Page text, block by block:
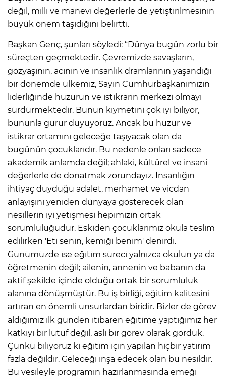
değil, milli ve manevi değerlerle de yetiştirilmesinin
büyük önem taşıdığını belirtti.
Başkan Genç, şunları söyledi: “Dünya bugün zorlu bir
süreçten geçmektedir. Çevremizde savaşların,
gözyaşının, acının ve insanlık dramlarının yaşandığı
bir dönemde ülkemiz, Sayın Cumhurbaşkanımızın
liderliğinde huzurun ve istikrarın merkezi olmayı
sürdürmektedir. Bunun kıymetini çok iyi biliyor,
bununla gurur duyuyoruz. Ancak bu huzur ve
istikrar ortamını geleceğe taşıyacak olan da
bugünün çocuklarıdır. Bu nedenle onları sadece
akademik anlamda değil; ahlaki, kültürel ve insani
değerlerle de donatmak zorundayız. İnsanlığın
ihtiyaç duyduğu adalet, merhamet ve vicdan
anlayışını yeniden dünyaya gösterecek olan
nesillerin iyi yetişmesi hepimizin ortak
sorumluluğudur. Eskiden çocuklarımız okula teslim
edilirken 'Eti senin, kemiği benim' denirdi.
Günümüzde ise eğitim süreci yalnızca okulun ya da
öğretmenin değil; ailenin, annenin ve babanın da
aktif şekilde içinde olduğu ortak bir sorumluluk
alanına dönüşmüştür. Bu iş birliği, eğitim kalitesini
artıran en önemli unsurlardan biridir. Bizler de görev
aldığımız ilk günden itibaren eğitime yaptığımız her
katkıyı bir lütuf değil, asli bir görev olarak gördük.
Çünkü biliyoruz ki eğitim için yapılan hiçbir yatırım
fazla değildir. Geleceği inşa edecek olan bu nesildir.
Bu vesileyle programın hazırlanmasında emeği